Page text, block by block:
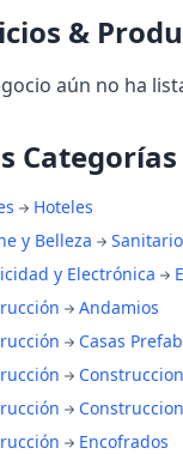
&
aún no ha
Categorías
Hoteles
y Belleza
y Electrónica
Andamios
Casas
Encofrados